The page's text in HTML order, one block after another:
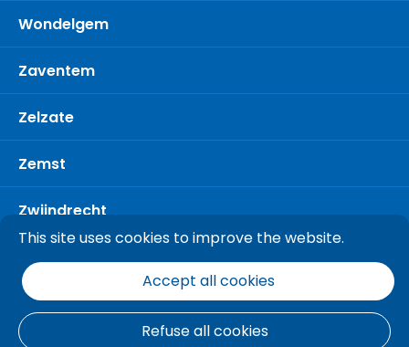
Wondelgem
Zaventem
Zelzate
Zemst
Zwijndrecht
This site uses cookies to improve the website.
Refuse all cookies
Accept all cookies